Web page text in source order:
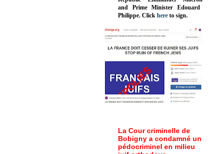
and Prime Minister Edouard
Philippe. Click here to sign.
La Cour criminelle de
Bobigny a condamné un
pédocriminel en milieu